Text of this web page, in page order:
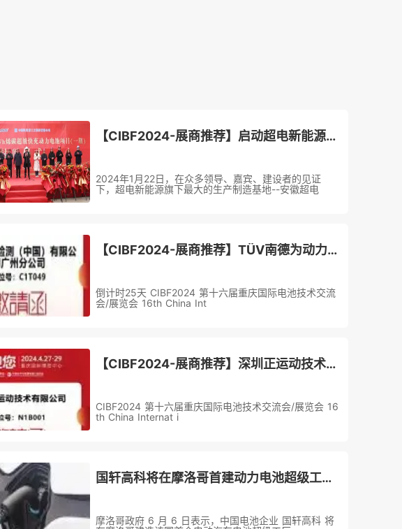
【CIBF2024-展商推荐】启动超电新能源发展的加速键---安徽超电10GWh超级快充动力电池一期项目建设提前封顶
2024年1月22日，在众多领导、嘉宾、建设者的见证
下，超电新能源旗下最大的生产制造基地--安徽超电
【CIBF2024-展商推荐】TÜV南德为动力电池企业海外建厂提供一站式解决方案
倒计时25天 CIBF2024 第十六届重庆国际电池技术交流
会/展览会 16th China Int
【CIBF2024-展商推荐】深圳正运动技术有限公司-开放式激光振镜运动控制器在动力电池模组连接片的焊接应用
CIBF2024 第十六届重庆国际电池技术交流会/展览会 16
th China Internat i
国轩高科将在摩洛哥首建动力电池超级工厂，年产能100GWh
摩洛哥政府 6 月 6 日表示，中国电池企业 国轩高科 将